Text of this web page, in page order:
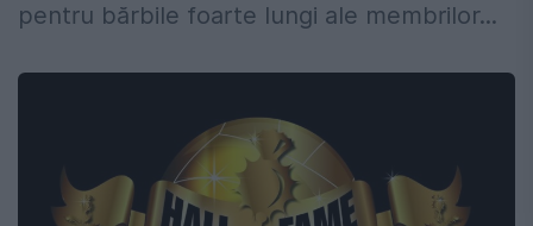
pentru bărbile foarte lungi ale membrilor...